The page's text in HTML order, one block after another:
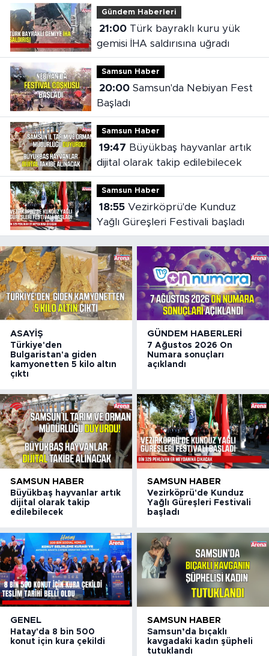
Gündem Haberleri
21:00Türk bayraklı kuru yük
gemisi İHA saldırısına uğradı
Samsun Haber
20:00Samsun'da Nebiyan Fest
Başladı
Samsun Haber
19:47
dijital olarak takip edilebilecek
Samsun Haber
18:55Vezirköprü'de Kunduz
Yağlı Güreşleri Festivali başladı
ASAYIŞ
Türkiye'den
Bulgaristan'a giden
kamyonetten 5 kilo altın
çıktı
GÜNDEM HABERLERI
7 Ağustos 2026 On
Numara sonuçları
açıklandı
SAMSUN HABER
Büyükbaş hayvanlar artık
dijital olarak takip
edilebilecek
SAMSUN HABER
Vezirköprü'de Kunduz
Yağlı Güreşleri Festivali
başladı
GENEL
Hatay'da 8 bin 500
konut için kura çekildi
SAMSUN HABER
Samsun’da bıçaklı
kavgadaki kadın şüpheli
tutuklandı